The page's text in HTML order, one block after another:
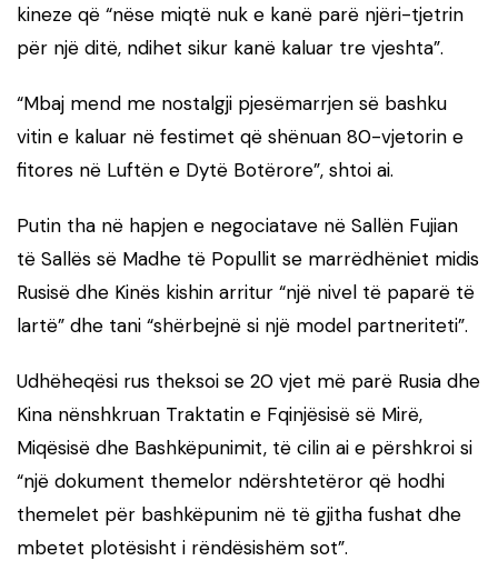
kineze që “nëse miqtë nuk e kanë parë njëri-tjetrin
për një ditë, ndihet sikur kanë kaluar tre vjeshta”.
“Mbaj mend me nostalgji pjesëmarrjen së bashku
vitin e kaluar në festimet që shënuan 80-vjetorin e
fitores në Luftën e Dytë Botërore”, shtoi ai.
Putin tha në hapjen e negociatave në Sallën Fujian
të Sallës së Madhe të Popullit se marrëdhëniet midis
Rusisë dhe Kinës kishin arritur “një nivel të paparë të
lartë” dhe tani “shërbejnë si një model partneriteti”.
Udhëheqësi rus theksoi se 20 vjet më parë Rusia dhe
Kina nënshkruan Traktatin e Fqinjësisë së Mirë,
Miqësisë dhe Bashkëpunimit, të cilin ai e përshkroi si
“një dokument themelor ndërshtetëror që hodhi
themelet për bashkëpunim në të gjitha fushat dhe
mbetet plotësisht i rëndësishëm sot”.